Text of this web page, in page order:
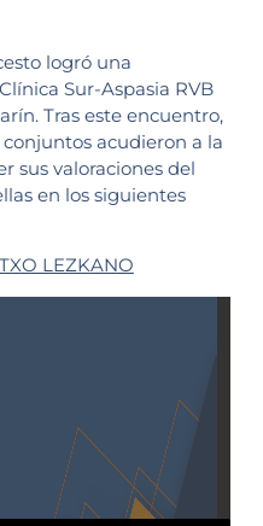
logró una
Sur-Aspasia RVB
Tras este encuentro,
acudieron a la
sus valoraciones del
en los siguientes
LEZKANO